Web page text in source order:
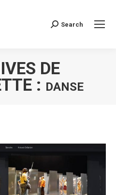
Recherche
Search
DE
: DANSE